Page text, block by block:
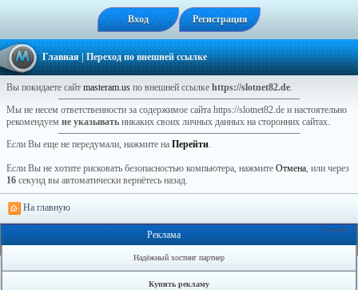
Вход Регистрация
Главная| Переход по внешней ссылке
Вы покидаете сайт masteram.us по внешней ссылке https://slotnet82.de.
Мы не несем ответственности за содержимое сайта https://slotnet82.de и настоятельно
рекомендуем не указывать никаких своих личных данных на сторонних сайтах.
Если Вы еще не передумали, нажмите на Перейти.
Если Вы не хотите рисковать безопасностью компьютера, нажмите Отмена, или через
16 секунд вы автоматически вернётесь назад.
На главную
Онлайн: 1
Реклама
Надёжный хостинг партнер
Купить рекламу